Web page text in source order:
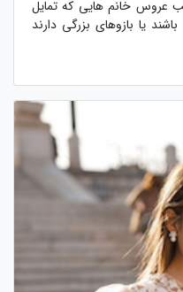
عروس خانم هایی که تمایل
یا بازوهای بزرگی دارند